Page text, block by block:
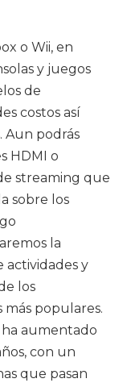
o Wii, en
y juegos
de
costos así
Aun podrás
HDMI o
streaming que
sobre los
la
actividades y
los
más populares.
aumentado
con un
que pasan